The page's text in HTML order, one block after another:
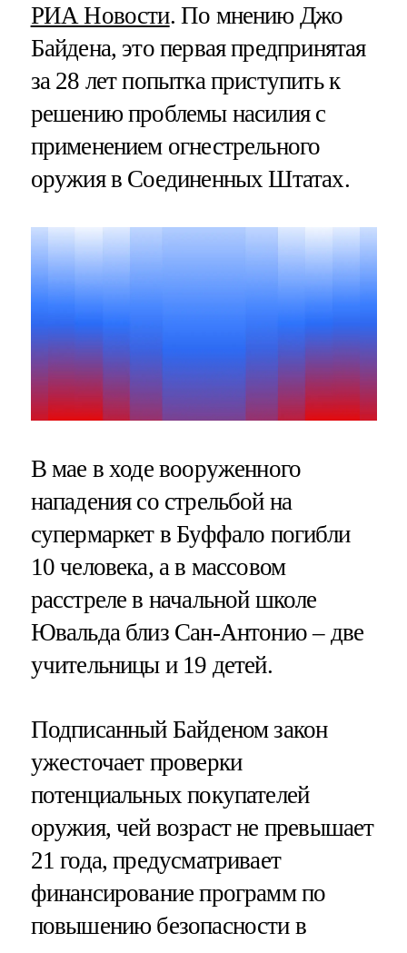
РИА Новости. По мнению Джо
Байдена, это первая предпринятая
за 28 лет попытка приступить к
решению проблемы насилия с
применением огнестрельного
оружия в Соединенных Штатах.
В мае в ходе вооруженного
нападения со стрельбой на
супермаркет в Буффало погибли
10 человека, а в массовом
расстреле в начальной школе
Ювальда близ Сан-Антонио – две
учительницы и 19 детей.
Подписанный Байденом закон
ужесточает проверки
потенциальных покупателей
оружия, чей возраст не превышает
21 года, предусматривает
финансирование программ по
повышению безопасности в